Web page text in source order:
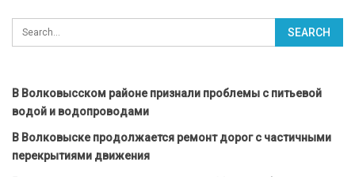
В Волковысском районе признали проблемы с питьевой
водой и водопроводами
В Волковыске продолжается ремонт дорог с частичными
перекрытиями движения